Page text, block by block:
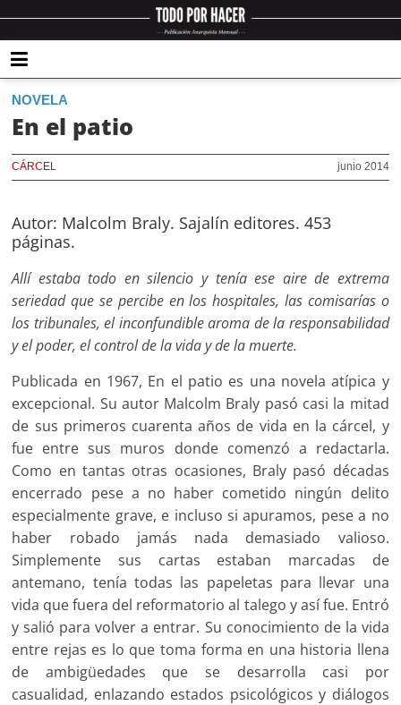
NOVELA
En el patio
junio 2014
CÁRCEL
Autor: Malcolm Braly. Sajalín editores. 453
páginas.
Allí estaba todo en silencio y tenía ese aire de extrema
seriedad que se percibe en los hospitales, las comisarías o
los tribunales, el inconfundible aroma de la responsabilidad
y el poder, el control de la vida y de la muerte.
Publicada en 1967, En el patio es una novela atípica y
excepcional. Su autor Malcolm Braly pasó casi la mitad
de sus primeros cuarenta años de vida en la cárcel, y
fue entre sus muros donde comenzó a redactarla.
Como en tantas otras ocasiones, Braly pasó décadas
encerrado pese a no haber cometido ningún delito
especialmen­te grave, e incluso si apuramos, pese a no
haber robado jamás nada demasiado valio­so.
Simplemente sus cartas estaban marcadas de
antemano, tenía todas las papeletas para llevar una
vida que fuera del reformatorio al talego y así fue. Entró
y salió para volver a entrar. Su conocimiento de la vida
entre rejas es lo que toma forma en una historia llena
de ambigüedades que se desarrolla casi por
casualidad, enlazando esta­dos psicológicos y diálogos